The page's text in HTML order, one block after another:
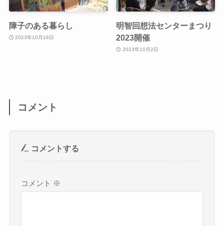
障子のある暮らし
2023年10月16日
明智回想法センターまつり
2023開催
2023年10月2日
コメント
コメントする
コメント ※